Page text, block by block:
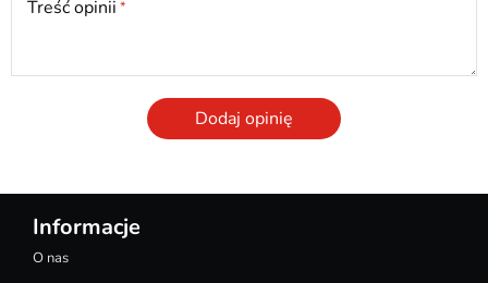
Treść opinii
Dodaj opinię
Informacje
O nas